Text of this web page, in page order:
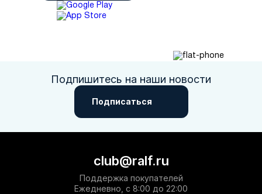
Подпишитесь на наши новости
Подписаться
club@ralf.ru
Поддержка покупателей
Ежедневно, с 8:00 до 22:00